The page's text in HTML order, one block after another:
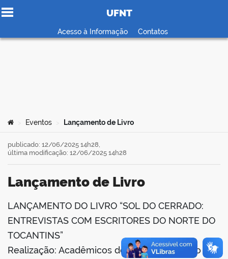
Ir para o conteúdo
UFNT
Acesso à Informação Contatos
Você está aqui:
Eventos Lançamento de Livro
Lançamento de Livro
publicado: 12/06/2025 14h28,
última modificação: 12/06/2025 14h28
LANÇAMENTO DO LIVRO “SOL DO CERRADO:
ENTREVISTAS COM ESCRITORES DO NORTE DO
TOCANTINS”
Realização: Acadêmicos do Primeiro Período de